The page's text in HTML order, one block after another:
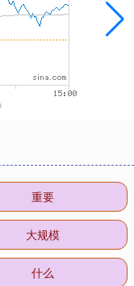
重要
大规模
什么